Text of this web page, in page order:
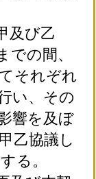
及び乙
での間、
それぞれ
い、その
響を及ぼ
乙協議し
る。